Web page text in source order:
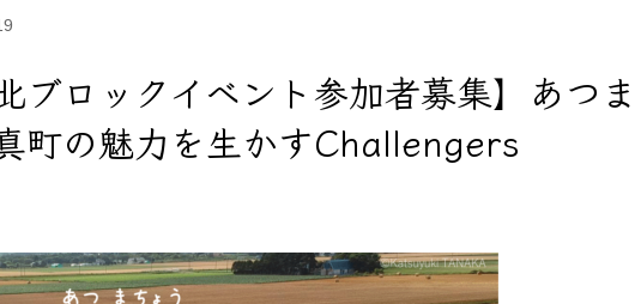
ブロックイベント参加者募集】あつ
魅力を生かすChallengers